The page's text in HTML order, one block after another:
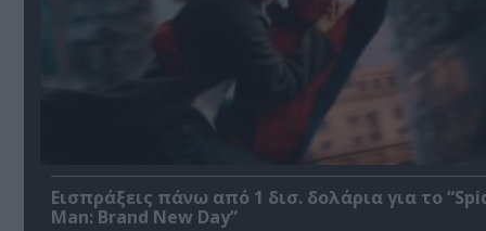
Εισπράξεις πάνω από 1 δισ. δολάρια για το
Man: Brand New Day”